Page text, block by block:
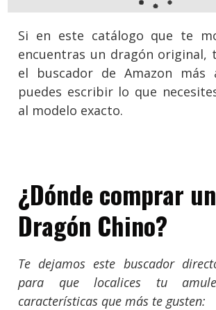
Si en este catálogo que te
encuentras un dragón original,
el buscador de Amazon más
puedes escribir lo que
al modelo exacto.
¿Dónde comprar un
Dragón Chino?
Te dejamos este buscador
para que localices tu
características que más te gusten: